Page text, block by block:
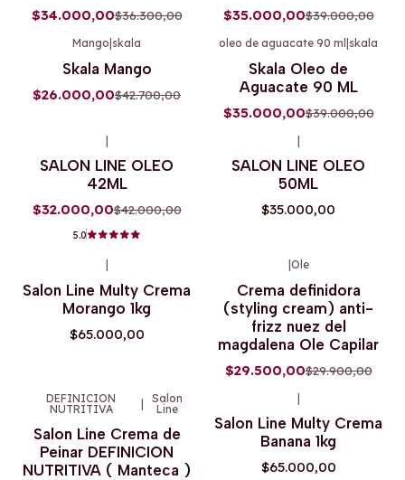
$34.000,00$36.300,00 $35.000,00$39.000,00
Mango skala
Skala Mango
$26.000,00$42.700,00
oleo de aguacate 90 ml skala
Skala Oleo de
Aguacate 90 ML
$35.000,00$39.000,00
SALON LINE OLEO
42ML
$32.000,00$42.000,00
5.0
SALON LINE OLEO
50ML
$35.000,00
Salon Line Multy Crema
Morango 1kg
$65.000,00
Ole
Crema definidora
(styling cream) anti-
frizz nuez del
magdalena Ole Capilar
$29.500,00$29.900,00
-36%OFF
DEFINICION
NUTRITIVA
|
Salon
Line
Salon Line Crema de
Peinar DEFINICION
NUTRITIVA ( Manteca )
|
Salon Line Multy Crema
Banana 1kg
$65.000,00